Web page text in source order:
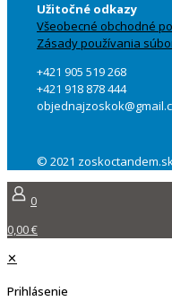
Užitočné odkazy
Všeobecné obchodné
Zásady používania
+421 905 519 268
+421 918 878 444
© 2021
0
0,00 €
✕
Prihlásenie